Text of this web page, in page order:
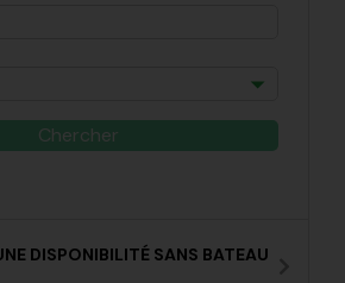
DISPONIBILITÉ SANS BATEAU